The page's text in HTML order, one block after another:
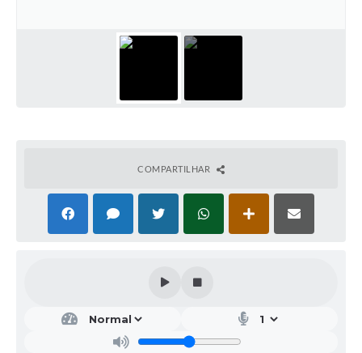
COMPARTILHAR